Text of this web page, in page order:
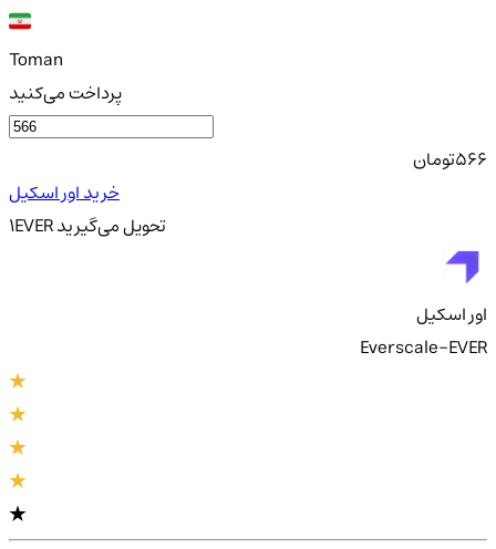
Toman
پرداخت می‌کنید
566تومان
خرید اور اسکیل
1EVER تحویلمی‌گیرید
اور اسکیل
Everscale-EVER